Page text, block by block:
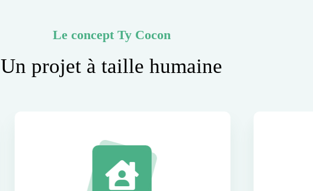
Le concept Ty Cocon
Un projet à taille humaine